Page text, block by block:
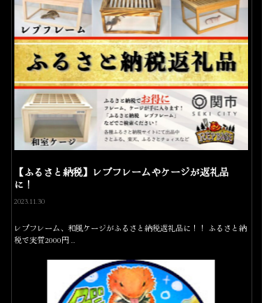
【ふるさと納税】レプフレームやケージが返礼品
に！
2023.11.30
レプフレーム、和風ケージがふるさと納税返礼品に！！ ふるさと納
税で実質2000円…